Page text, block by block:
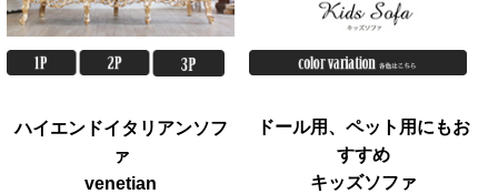
ハイエンドイタリアンソフ
ァ
venetian
ドール用、ペット用にもお
すすめ
キッズソファ